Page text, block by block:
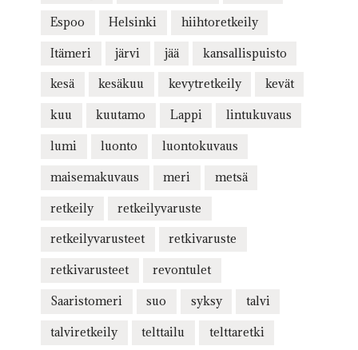
Espoo Helsinki hiihtoretkeily
Itämeri järvi jää kansallispuisto
kesä kesäkuu kevytretkeily kevät
kuu kuutamo Lappi lintukuvaus
lumi luonto luontokuvaus
maisemakuvaus meri metsä
retkeily retkeilyvaruste
retkeilyvarusteet retkivaruste
retkivarusteet revontulet
Saaristomeri suo syksy talvi
talviretkeily telttailu telttaretki